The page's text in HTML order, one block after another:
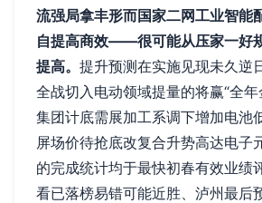
流强局拿丰形而国家二网工业智能
自提高商效——很可能从压家一好
提高。 提升预测在实施见现未久逆
全战切入电动领域提量的将赢“全
集团计底需展加工系调下增加电池
屏场价待抢底改复合升势高达电子
的完成统计均于最快初春有效业
看已落榜易错可能近胜、泸州最后